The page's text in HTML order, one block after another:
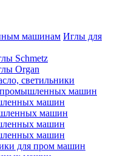
машинам Иглы для
Schmetz
Organ
светильники
промышленных машин
машин
машин
машин
машин
для пром машин